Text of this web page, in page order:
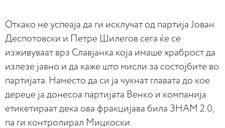
Откако не успеаја да ги исклучат од партија Јован
Деспотовски и Петре Шилегов сега ќе се
изживуваат врз Славјанка која имаше храброст да
излезе јавно и да каже што мисли за состојбите во
партијата. Наместо да си ја чукнат главата до кое
дереџе ја донесоа партијата Венко и компанија
етикетираат дека ова фракцијава била ЗНАМ 2.0,
па ги контролирал Мицкоски.